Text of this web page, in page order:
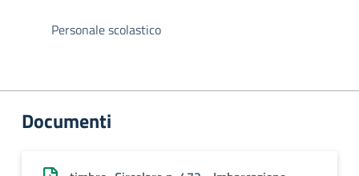
Personale scolastico
Documenti